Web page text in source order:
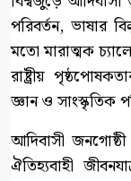
পরিবর্তন, ভাষার
মতো মারাত্মক
রাষ্ট্রীয়
জ্ঞান ও সাংস্কৃতিক
আদিবাসী
ঐতিহ্যবাহী